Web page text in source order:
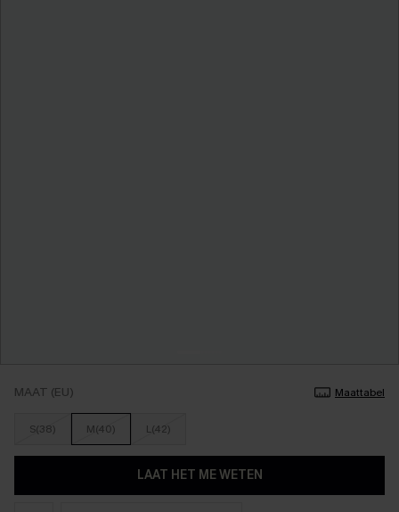
MAAT (EU) Maattabel
S(38) M(40) L(42)
LAAT HET ME WETEN